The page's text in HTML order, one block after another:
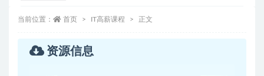
当前位置： 首页 IT高薪课程 正文
资源信息